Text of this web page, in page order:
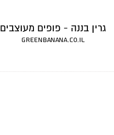
גרין בננה - פופים מעוצבים
greenbanana.co.il